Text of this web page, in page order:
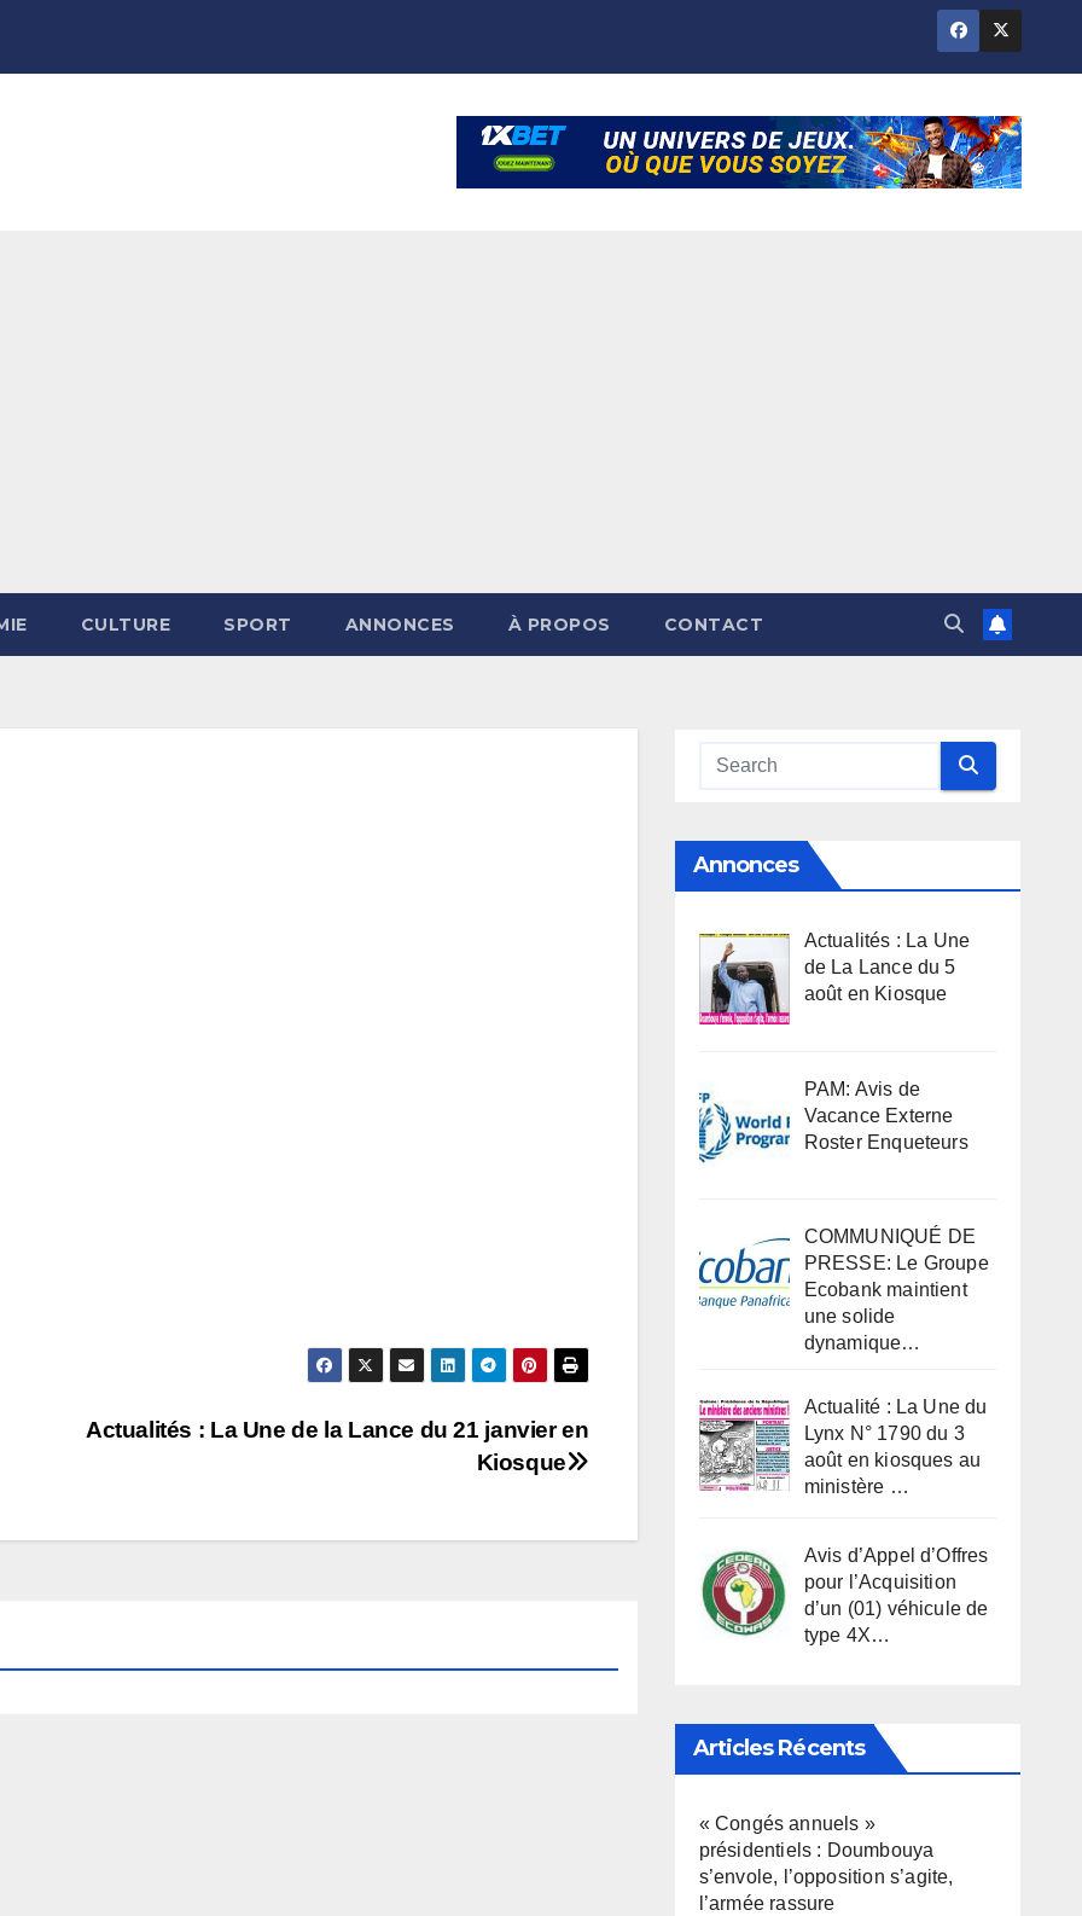
CULTURE SPORT ANNONCES À PROPOS CONTACT
Actualités : La Une de la Lance du 21 janvier en
Kiosque
Annonces
Actualités : La Une
de La Lance du 5
août en Kiosque
PAM: Avis de
Vacance Externe
Roster Enqueteurs
COMMUNIQUÉ DE
PRESSE: Le Groupe
Ecobank maintient
une solide
dynamique…
Actualité : La Une du
Lynx N° 1790 du 3
août en kiosques au
ministère …
Avis d’Appel d’Offres
pour l’Acquisition
d’un (01) véhicule de
type 4X…
Articles Récents
« Congés annuels »
présidentiels : Doumbouya
s’envole, l’opposition s’agite,
l’armée rassure